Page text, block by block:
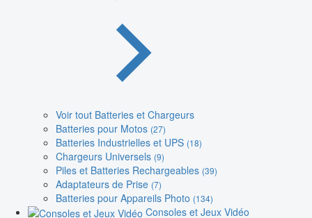
Voir tout Batteries et Chargeurs
Batteries pour Motos (27)
Batteries Industrielles et UPS (18)
Chargeurs Universels (9)
Piles et Batteries Rechargeables (39)
Adaptateurs de Prise (7)
Batteries pour Appareils Photo (134)
Consoles et Jeux Vidéo